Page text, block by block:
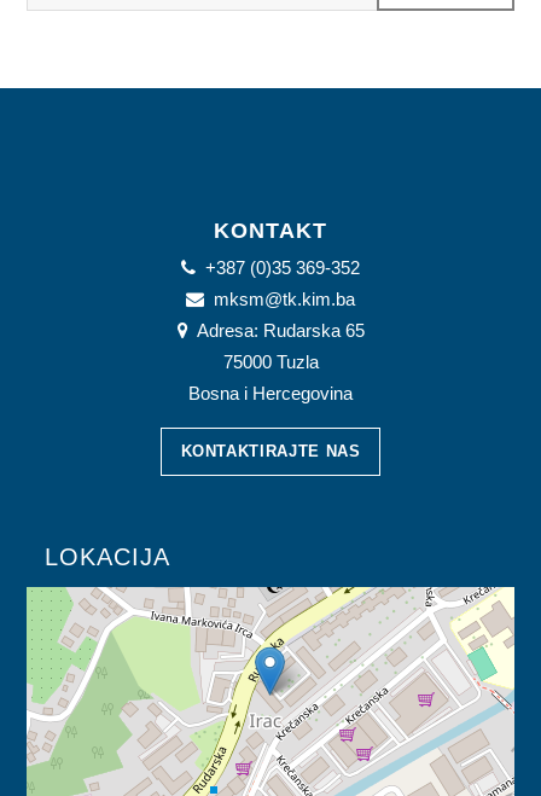
KONTAKT
+387 (0)35 369-352
mksm@tk.kim.ba
Adresa: Rudarska 65
75000 Tuzla
Bosna i Hercegovina
KONTAKTIRAJTE NAS
LOKACIJA